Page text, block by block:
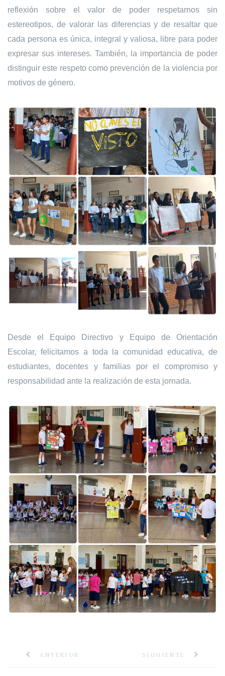
reflexión sobre el valor de poder respetarnos sin
estereotipos, de valorar las diferencias y de resaltar que
cada persona es única, integral y valiosa, libre para poder
expresar sus intereses. También, la importancia de poder
distinguir este respeto como prevención de la violencia por
motivos de género.
Desde el Equipo Directivo y Equipo de Orientación
Escolar, felicitamos a toda la comunidad educativa, de
estudiantes, docentes y familias por el compromiso y
responsabilidad ante la realización de esta jornada.
ANTERIOR SIGUIENTE